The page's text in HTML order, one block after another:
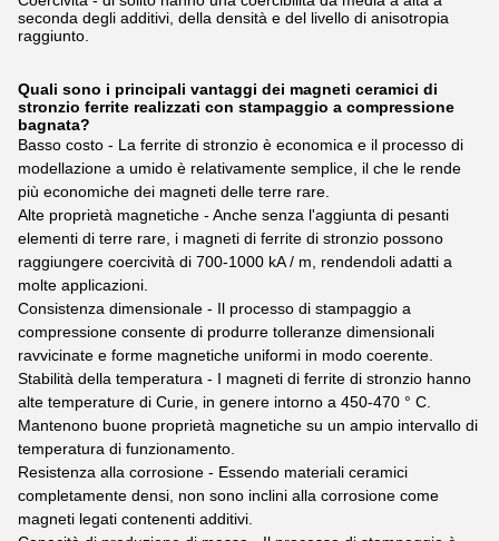
seconda degli additivi, della densità e del livello di anisotropia
raggiunto.
Quali sono i principali vantaggi dei magneti ceramici di
stronzio ferrite realizzati con stampaggio a compressione
bagnata?
Basso costo - La ferrite di stronzio è economica e il processo di
modellazione a umido è relativamente semplice, il che le rende
più economiche dei magneti delle terre rare.
Alte proprietà magnetiche - Anche senza l'aggiunta di pesanti
elementi di terre rare, i magneti di ferrite di stronzio possono
raggiungere coercività di 700-1000 kA / m, rendendoli adatti a
molte applicazioni.
Consistenza dimensionale - Il processo di stampaggio a
compressione consente di produrre tolleranze dimensionali
ravvicinate e forme magnetiche uniformi in modo coerente.
Stabilità della temperatura - I magneti di ferrite di stronzio hanno
alte temperature di Curie, in genere intorno a 450-470 ° C.
Mantenono buone proprietà magnetiche su un ampio intervallo di
temperatura di funzionamento.
Resistenza alla corrosione - Essendo materiali ceramici
completamente densi, non sono inclini alla corrosione come
magneti legati contenenti additivi.